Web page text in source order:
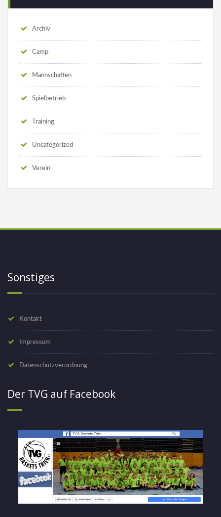
Archiv
Camp
Mannschaften
Spielbetrieb
Training
Uncategorized
Verein
Sonstiges
Kontakt
Impressum
Datenschutzverordnung
Der TVG auf Facebook